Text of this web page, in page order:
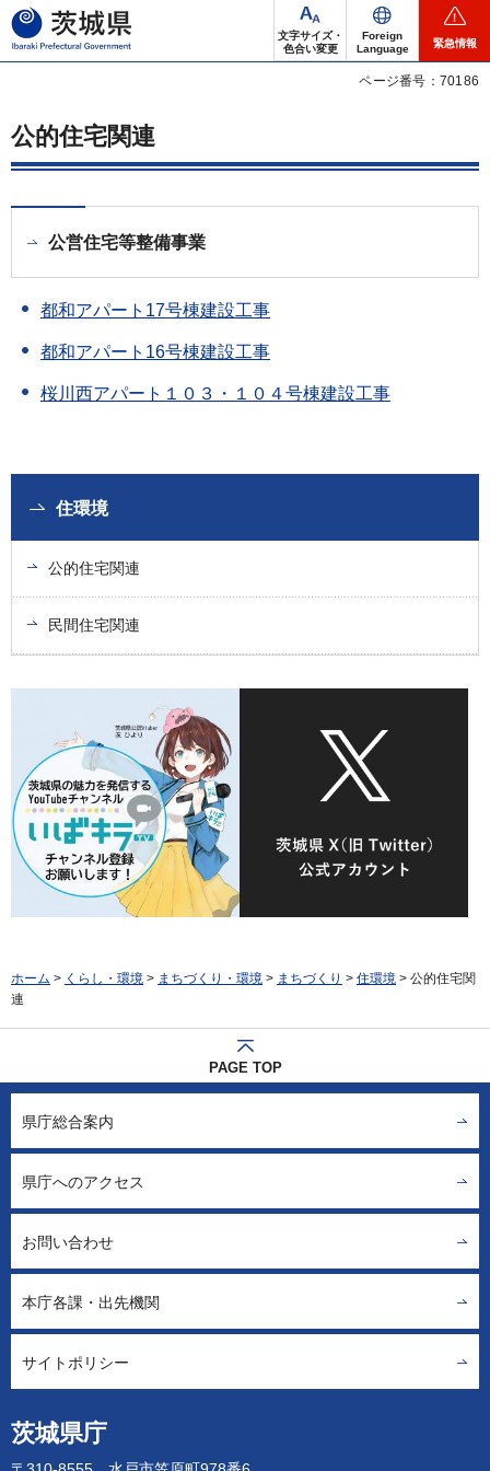
茨城県
文字サイズ・
色合い変更
Foreign
Language
緊急情報
ページ番号：70186
公的住宅関連
公営住宅等整備事業
都和アパート17号棟建設工事
都和アパート16号棟建設工事
桜川西アパート１０３・１０４号棟建設工事
住環境
公的住宅関連
民間住宅関連
ホーム > くらし・環境 > まちづくり・環境 > まちづくり > 住環境 > 公的住宅関
連
PAGE TOP
茨城県庁
県庁総合案内
県庁へのアクセス
お問い合わせ
本庁各課・出先機関
サイトポリシー